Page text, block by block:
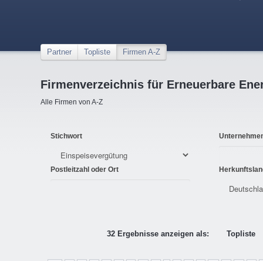
Partner Topliste Firmen A-Z
Firmenverzeichnis für Erneuerbare
Alle Firmen von A-Z
Stichwort
Postleitzahl oder Ort
32 Ergebnisse anzeigen als: Topliste